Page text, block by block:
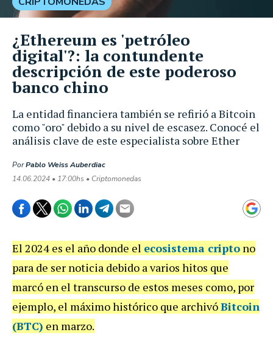
La entidad financiera también se refirió a Bitcoin
como "oro" debido a su nivel de escasez. Conocé el
análisis clave de este especialista sobre Ether
PorPablo Weiss Auberdiac
14.06.2024 • 17:00hs • Criptomonedas
¿Ethereum es 'petróleo
digital'?: la contundente
descripción de este poderoso
banco chino
El 2024 es el año donde el ecosistema cripto no
para de ser noticia debido a varios hitos que
marcó en el transcurso de estos meses como, por
ejemplo, el máximo histórico que archivóBitcoin
(BTC) en marzo.